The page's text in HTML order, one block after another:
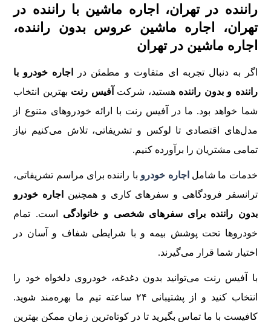
راننده در تهران، اجاره ماشین با راننده در
تهران، اجاره ماشین عروس بدون راننده،
اجاره ماشین در تهران
اگر به دنبال تجربه‌ ای متفاوت و مطمئن در
اجاره خودرو با
راننده و بدون راننده هستید، شرکت آفیس رنت بهترین انتخاب
شما خواهد بود. ما در آفیس رنت با ارائه خودروهای متنوع از
مدل‌های اقتصادی تا لوکس و تشریفاتی، تلاش می‌کنیم نیاز
تمامی مشتریان را برآورده کنیم.
خدمات ما شامل اجاره خودرو با راننده برای مراسم تشریفاتی،
ترانسفر فرودگاهی و سفرهای کاری و همچنین
اجاره خودرو
بدون راننده برای سفرهای شخصی و خانوادگی است. تمام
خودروها تحت پوشش بیمه و با شرایطی شفاف و آسان در
اختیار شما قرار می‌گیرند.
با آفیس رنت می‌توانید بدون دغدغه، خودروی دلخواه خود را
انتخاب کنید و از پشتیبانی ۲۴ ساعته تیم ما بهره‌مند شوید.
کافیست با ما تماس بگیرید تا در کوتاه‌ترین زمان ممکن بهترین